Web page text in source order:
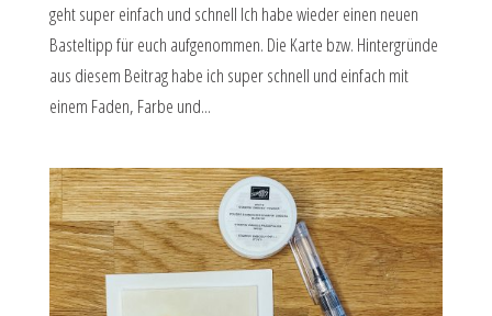
geht super einfach und schnell Ich habe wieder einen neuen
Basteltipp für euch aufgenommen. Die Karte bzw. Hintergründe
aus diesem Beitrag habe ich super schnell und einfach mit
einem Faden, Farbe und...